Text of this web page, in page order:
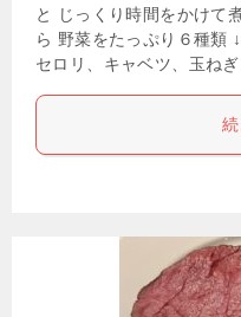
と じっくり時間をかけて
ら 野菜をたっぷり６種類
セロリ、キャベツ、玉ね